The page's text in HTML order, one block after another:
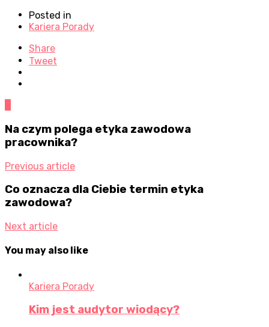
Posted in
Kariera Porady
Share
Tweet
Na czym polega etyka zawodowa
pracownika?
Previous article
Co oznacza dla Ciebie termin etyka
zawodowa?
Next article
You may also like
Kariera Porady
Kim jest audytor wiodący?